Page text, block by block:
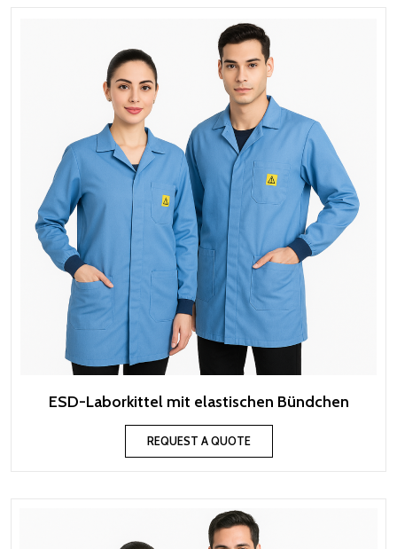
ESD-Laborkittel mit elastischen Bündchen
REQUEST A QUOTE